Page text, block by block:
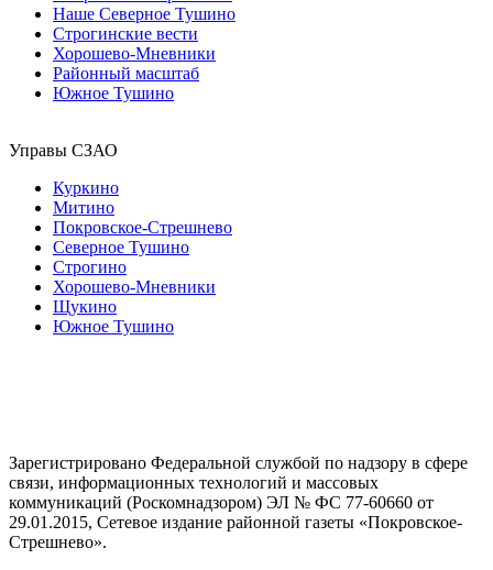
Наше Северное Тушино
Строгинские вести
Хорошево-Мневники
Районный масштаб
Южное Тушино
Управы СЗАО
Куркино
Митино
Покровское-Стрешнево
Северное Тушино
Строгино
Хорошево-Мневники
Щукино
Южное Тушино
Зарегистрировано Федеральной службой по надзору в сфере
связи, информационных технологий и массовых
коммуникаций (Роскомнадзором) ЭЛ № ФС 77-60660 от
29.01.2015, Сетевое издание районной газеты «Покровское-
Стрешнево».